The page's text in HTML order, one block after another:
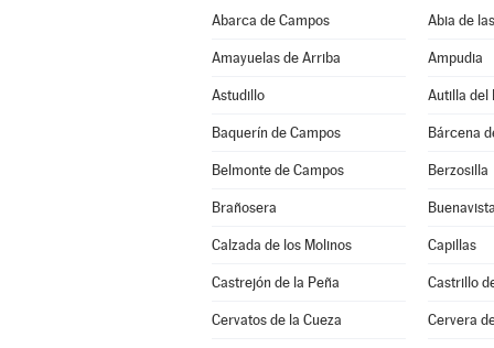
Abarca de Campos Abia de
Amayuelas de Arriba Ampudia
Astudillo Autilla del
Baquerín de Campos Bárcena
Belmonte de Campos Berzosilla
Brañosera
Calzada de los Molinos Capillas
Castrejón de la Peña Castrillo
Cervatos de la Cueza Cervera